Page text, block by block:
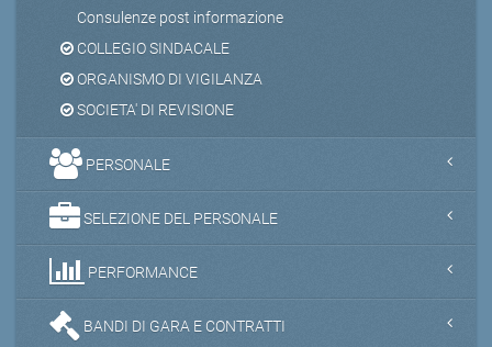
Consulenze post informazione
COLLEGIO SINDACALE
ORGANISMO DI VIGILANZA
SOCIETA' DI REVISIONE
PERSONALE
SELEZIONE DEL PERSONALE
PERFORMANCE
BANDI DI GARA E CONTRATTI